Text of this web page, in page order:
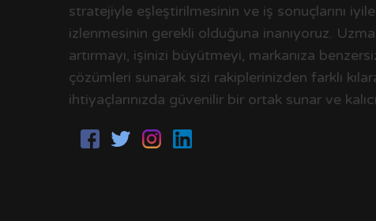
stratejiyle eşleştirilmesinin ve iş sonuçlarını
izlenmesinin gerekli olduğuna inanıyoruz.
artırmayı, işinizi büyütmeyi, markanıza
çözümleri sunarak sizi rakiplerinizden farklı
ihtiyaçlarınızda güvenilir bir ortak sunar ve